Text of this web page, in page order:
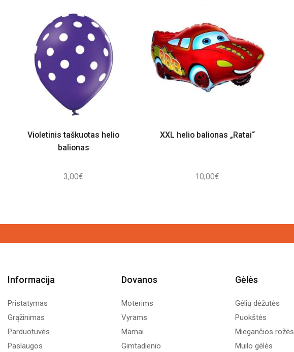
Violetinis taškuotas helio
balionas
3,00€
XXL helio balionas „Ratai“
10,00€
Informacija
Pristatymas
Grąžinimas
Parduotuvės
Paslaugos
Dovanos
Moterims
Vyrams
Mamai
Gimtadienio
Gėlės
Gėlių dėžutės
Puokštės
Miegančios rožės
Muilo gėlės